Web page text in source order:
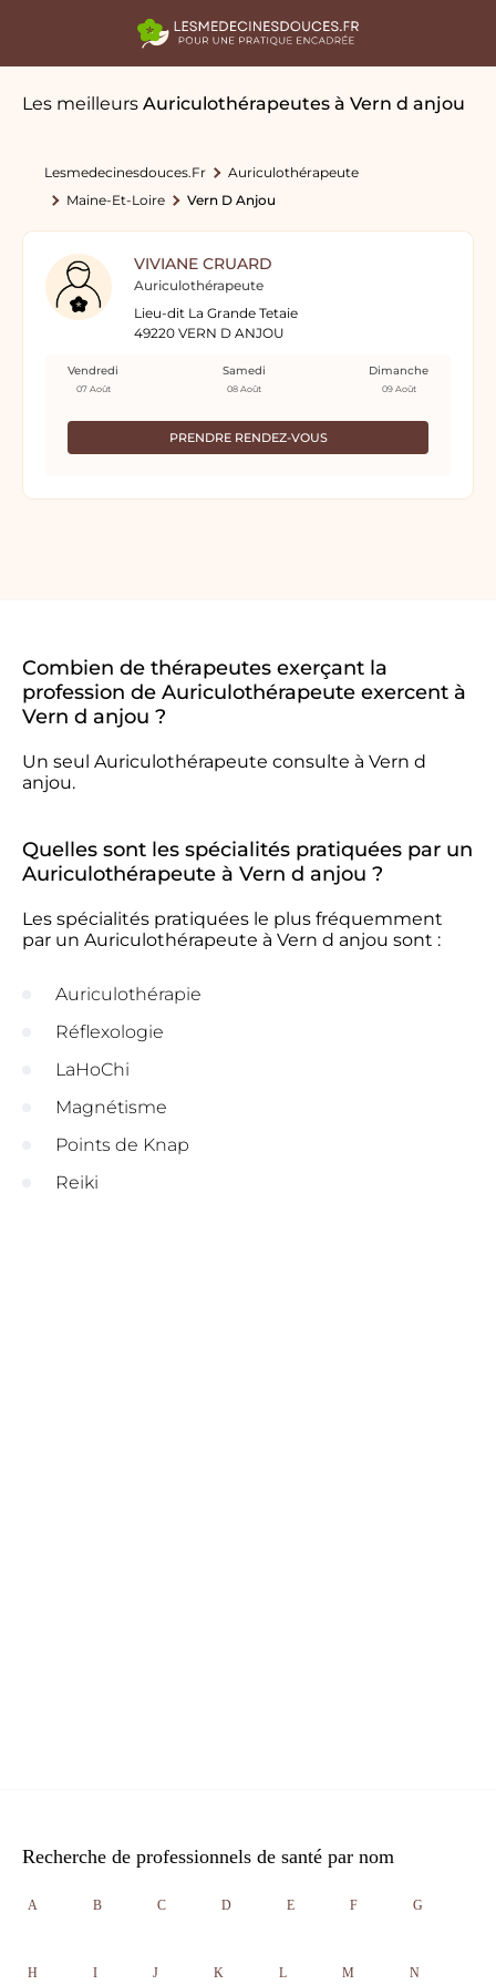
Les meilleurs Auriculothérapeutes à Vern d anjou
Lesmedecinesdouces.fr
Auriculothérapeute
Maine-Et-Loire
Vern D Anjou
VIVIANE CRUARD
Auriculothérapeute
Lieu-dit La Grande Tetaie
49220 VERN D ANJOU
PRENDRE RENDEZ-VOUS
Vendredi
07 Août
Samedi
08 Août
Dimanche
09 Août
Combien de thérapeutes exerçant la
profession de Auriculothérapeute exercent à
Vern d anjou ?
Un seul Auriculothérapeute consulte à Vern d
anjou.
Quelles sont les spécialités pratiquées par un
Auriculothérapeute à Vern d anjou ?
Les spécialités pratiquées le plus fréquemment
par un Auriculothérapeute à Vern d anjou sont :
Auriculothérapie
Réflexologie
LaHoChi
Magnétisme
Points de Knap
Reiki
Recherche de professionnels de santé par nom
A B C D E F G
H I J K L M N